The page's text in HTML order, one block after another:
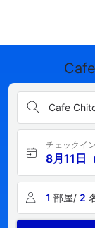
Cafe
チェックイン
8月11日
1 部屋/ 2